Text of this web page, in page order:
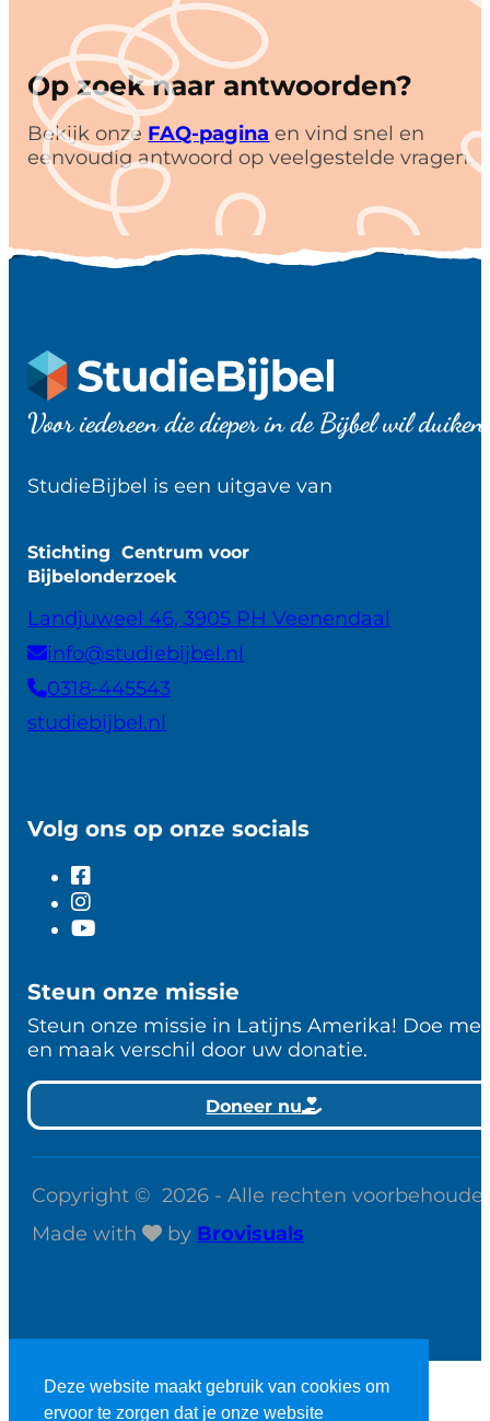
Deze website maakt gebruik van cookies om
ervoor te zorgen dat je onze website
Op zoek naar antwoorden?
Bekijk onze FAQ-pagina en vind snel en
eenvoudig antwoord op veelgestelde vragen.
Voor iedereen die dieper in de Bijbel wil
StudieBijbel is een uitgave van
Stichting Centrum voor
Bijbelonderzoek
Landjuweel 46, 3905 PH Veenendaal
info@studiebijbel.nl
0318-445543
studiebijbel.nl
Volg ons op onze socials
Steun onze missie
Steun onze missie in Latijns Amerika! Doe
en maak verschil door uw donatie.
Doneer nu
Copyright © 2026 - Alle rechten
Made with
by Brovisuals